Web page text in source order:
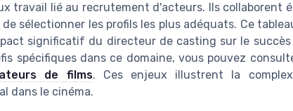
travail lié au recrutement d'acteurs. Ils collaborent
sélectionner les profils les plus adéquats. Ce
significatif du directeur de casting sur le succès
spécifiques dans ce domaine, vous pouvez
de films. Ces enjeux illustrent la
dans le cinéma.